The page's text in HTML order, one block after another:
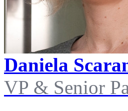
Daniela
VP & Senior